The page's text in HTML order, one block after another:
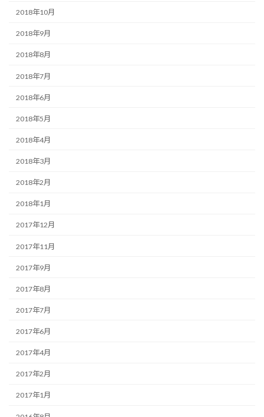
2018年10月
2018年9月
2018年8月
2018年7月
2018年6月
2018年5月
2018年4月
2018年3月
2018年2月
2018年1月
2017年12月
2017年11月
2017年9月
2017年8月
2017年7月
2017年6月
2017年4月
2017年2月
2017年1月